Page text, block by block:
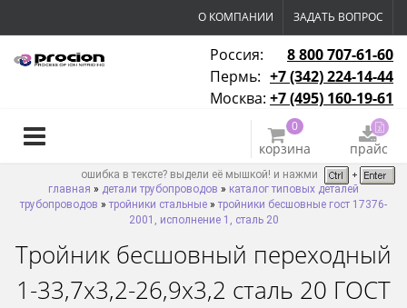
О КОМПАНИИ ЗАДАТЬ ВОПРОС
Россия:
8 800 707-61-60
Пермь: +7 (342) 224-14-44
Москва: +7 (495) 160-19-61
0
корзина прайс
ошибка в тексте? выдели её мышкой! и нажми
главная » детали трубопроводов » каталог типовых деталей
трубопроводов » тройники стальные » тройники бесшовные гост 17376-
2001, исполнение 1, сталь 20
Тройник бесшовный переходный
1-33,7х3,2-26,9х3,2 сталь 20 ГОСТ